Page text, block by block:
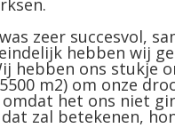
zeer succesvol,
hebben wij
hebben ons stukje
m2) om onze
het ons niet
zal betekenen,